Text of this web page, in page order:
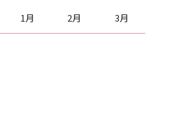
1月 2月 3月